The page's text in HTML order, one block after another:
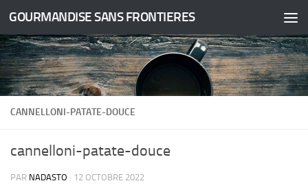
Skip to content
GOURMANDISE SANS FRONTIERES
CANNELLONI-PATATE-DOUCE
cannelloni-patate-douce
PAR NADASTO · 12 OCTOBRE 2022